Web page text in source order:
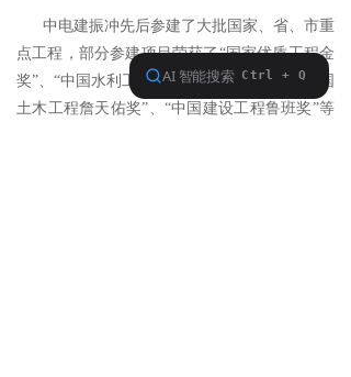
中电建振冲先后参建了大批国家、省、市重
点工程，部分参建项目荣获了“国家优质工程金
奖”、“中国水利工程优质奖（大禹奖）”、“中国
土木工程詹天佑奖”、“中国建设工程鲁班奖”等